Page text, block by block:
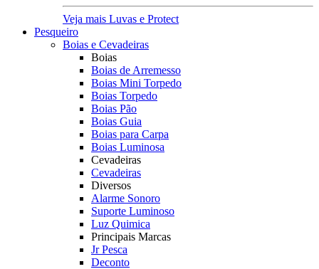
Veja mais Luvas e Protect
Pesqueiro
Boias e Cevadeiras
Boias
Boias de Arremesso
Boias Mini Torpedo
Boias Torpedo
Boias Pão
Boias Guia
Boias para Carpa
Boias Luminosa
Cevadeiras
Cevadeiras
Diversos
Alarme Sonoro
Suporte Luminoso
Luz Quimica
Principais Marcas
Jr Pesca
Deconto